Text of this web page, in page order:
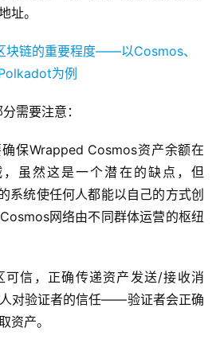
址。
需要注意：
保Wrapped Cosmos资产余额在
虽然这是一个潜在的缺点，但
系统使任何人都能以自己的方式创
网络由不同群体运营的枢纽
可信，正确传递资产发送/接收消
对验证者的信任——验证者会正确
资产。